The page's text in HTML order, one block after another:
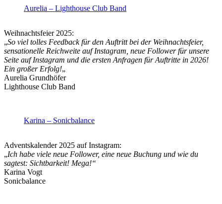
Aurelia – Lighthouse Club Band
Weihnachtsfeier 2025:
„So viel tolles Feedback für den Auftritt bei der Weihnachtsfeier,
sensationelle Reichweite auf Instagram, neue Follower für unsere
Seite auf Instagram und die ersten Anfragen für Auftritte in 2026!
Ein großer Erfolg!„
Aurelia Grundhöfer
Lighthouse Club Band
Karina – Sonicbalance
Adventskalender 2025 auf Instagram:
„Ich habe viele neue Follower, eine neue Buchung und wie du
sagtest: Sichtbarkeit! Mega!“
Karina Vogt
Sonicbalance